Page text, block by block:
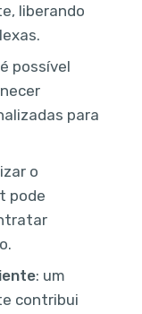
liberando
possível
para
o
pode
: um
contribui